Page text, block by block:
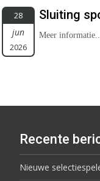
28
jun
2026
Sluiting
Meer informatie...
Recente
Nieuwe